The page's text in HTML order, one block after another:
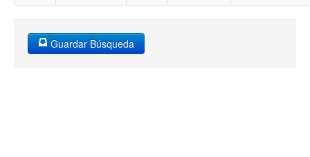
Guardar Búsqueda